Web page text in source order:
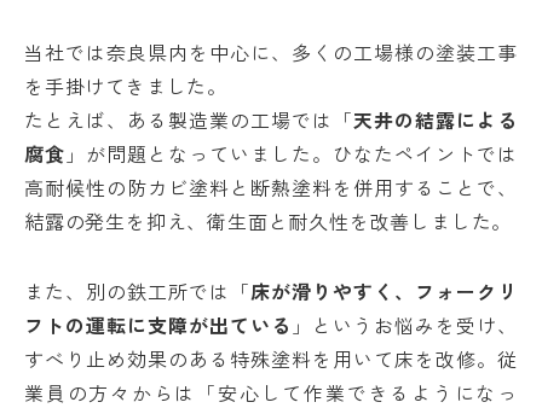
当社では奈良県内を中心に、多くの工場様の塗装工事
を手掛けてきました。
たとえば、ある製造業の工場では「天井の結露による
腐食 」が問題となっていました。ひなたペイントでは
高耐候性の防カビ塗料と断熱塗料を併用することで、
結露の発生を抑え、衛生面と耐久性を改善しました。
また、別の鉄工所では「床が滑りやすく、フォークリ
フトの運転に支障が出ている 」というお悩みを受け、
すべり止め効果のある特殊塗料を用いて床を改修。従
業員の方々からは「安心して作業できるようになっ